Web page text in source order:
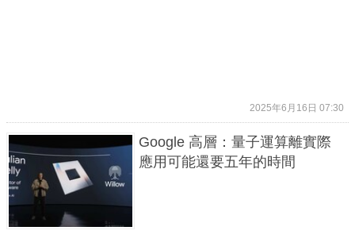
2025年6月16日 07:30
Google 高層：量子運算離實際
應用可能還要五年的時間